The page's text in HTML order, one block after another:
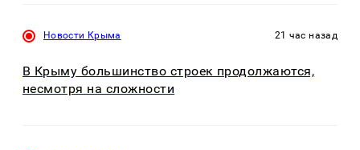
Новости Крыма 21 час назад
В Крыму большинство строек продолжаются,
несмотря на сложности